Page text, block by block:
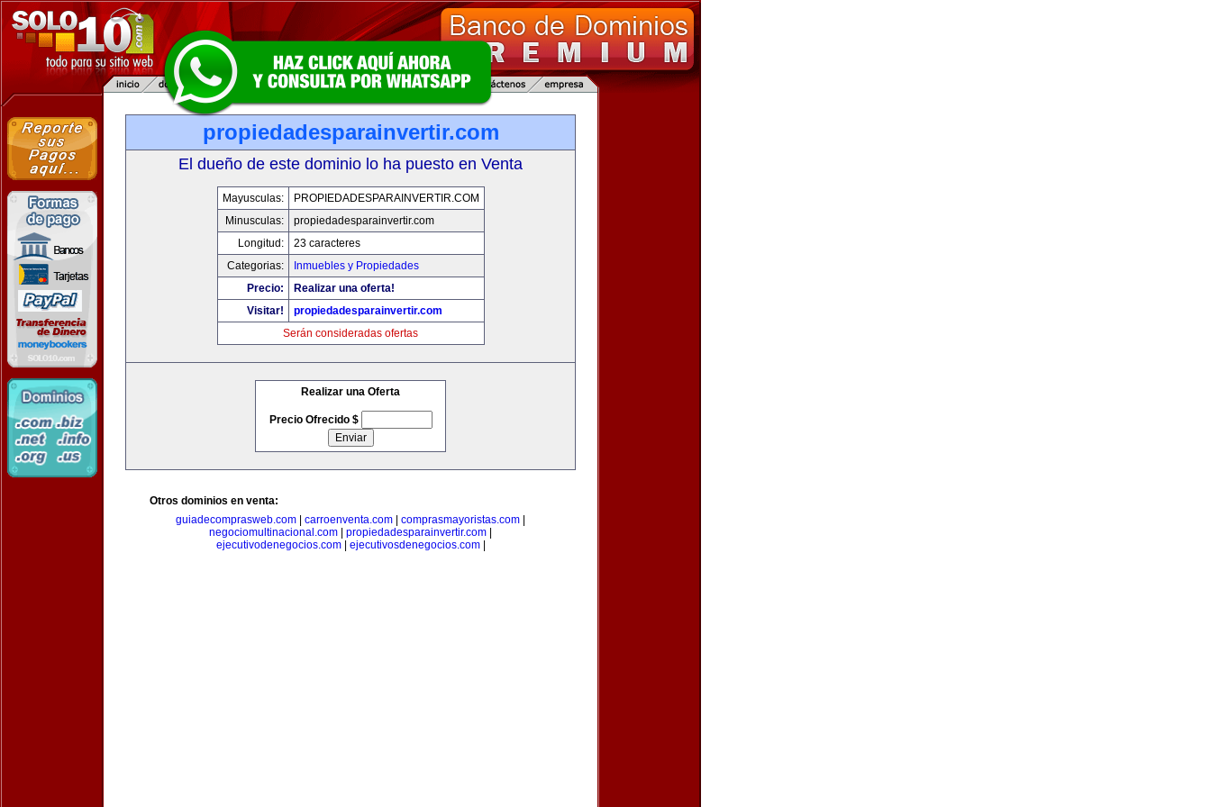
propiedadesparainvertir.com
El dueño de este dominio lo ha puesto en Venta
Mayusculas:
PROPIEDADESPARAINVERTIR.COM
Minusculas:
propiedadesparainvertir.com
Longitud:
23 caracteres
Categorias:
Inmuebles y Propiedades
Precio:
Realizar una oferta!
Visitar!
propiedadesparainvertir.com
Serán consideradas ofertas
Realizar una Oferta
Precio Ofrecido $
Otros dominios en venta:
guiadecomprasweb.com
carroenventa.com comprasmayoristas.com
negociomultinacional.com
propiedadesparainvertir.com
ejecutivodenegocios.com| ejecutivosdenegocios.com|